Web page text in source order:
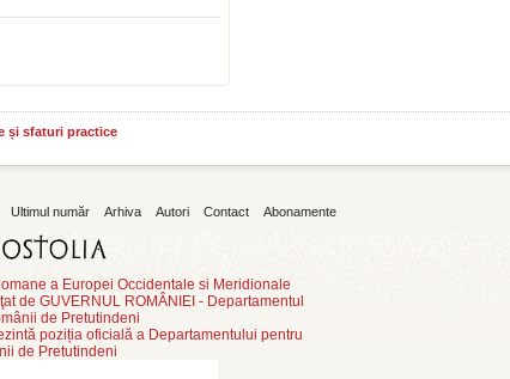
și sfaturi practice
Ultimul număr Arhiva Autori Contact Abonamente
a Europei Occidentale si Meridionale
de GUVERNUL ROMÂNIEI - Departamentul
de Pretutindeni
poziția oficială a Departamentului pentru
de Pretutindeni